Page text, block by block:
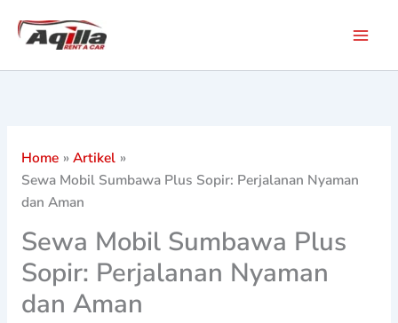
Home
Artikel
Sewa Mobil Sumbawa Plus Sopir: Perjalanan Nyaman
dan Aman
Sewa Mobil Sumbawa Plus
Sopir: Perjalanan Nyaman
dan Aman